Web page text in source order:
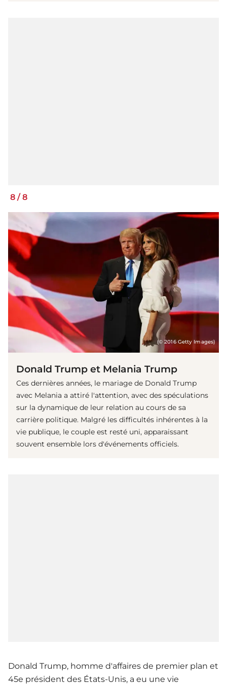
8 /8
(© 2016 Getty Images)
Donald Trump et Melania Trump
Ces dernières années, le mariage de Donald Trump
avec Melania a attiré l'attention, avec des spéculations
sur la dynamique de leur relation au cours de sa
carrière politique. Malgré les difficultés inhérentes à la
vie publique, le couple est resté uni, apparaissant
souvent ensemble lors d'événements officiels.
Donald Trump, homme d'affaires de premier plan et
45e président des États-Unis, a eu une vie